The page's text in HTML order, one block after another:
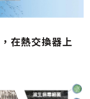
在熱交換器上